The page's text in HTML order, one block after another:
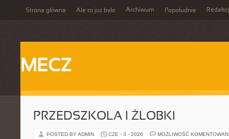
Strona główna Ale to już było Archiwum Popołudnie
MECZ
PRZEDSZKOLA I ŻLOBKI
POSTED BY ADMIN CZE - 3 - 2026 MOŻLIWOŚĆ